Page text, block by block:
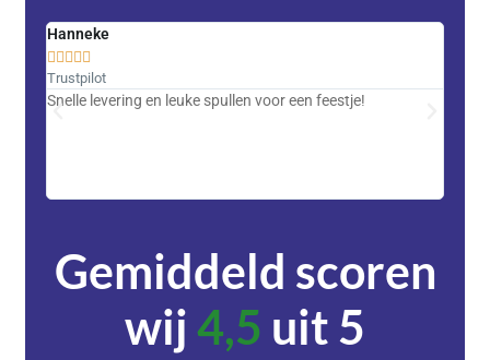
Hanneke
    
Trustpilot
Snelle levering en leuke spullen voor een feestje!
Gemiddeld scoren
wij4,5 uit 5